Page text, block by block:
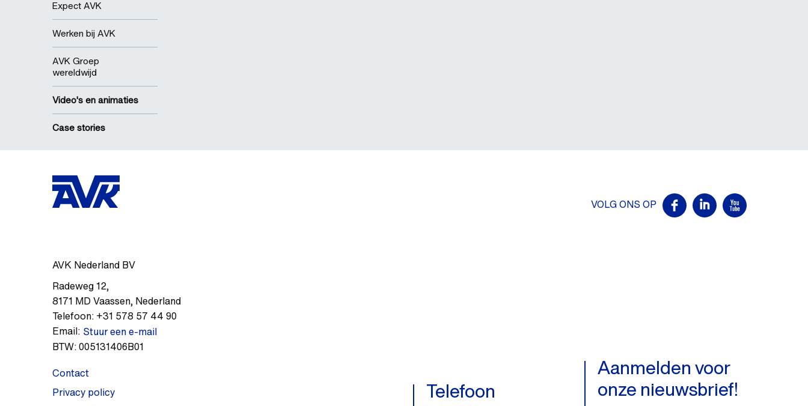
Expect AVK
Werken bij AVK
AVK Groep
wereldwijd
Video's en animaties
Case stories
AVK Nederland BV
Radeweg 12,
8171 MD Vaassen, Nederland
Telefoon: +31 578 57 44 90
Email: Stuur een e-mail
BTW:005131406B01
Contact
Privacy policy
VOLG ONS OP
Telefoon
Aanmelden voor
onze nieuwsbrief!